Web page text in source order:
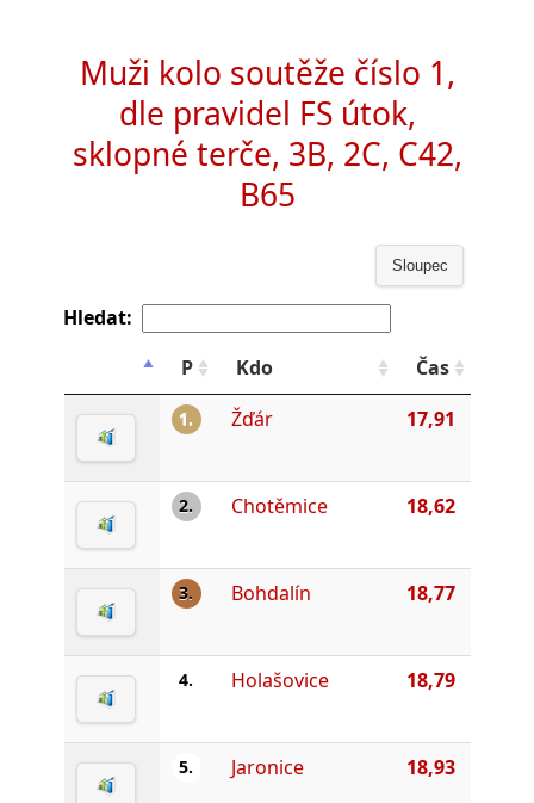
Muži kolo soutěže číslo 1,
dle pravidel FS útok,
sklopné terče, 3B, 2C, C42,
B65
Sloupec
Hledat:
P
Kdo Čas
1. Žďár 17,91
2. Chotěmice 18,62
3. Bohdalín 18,77
4. Holašovice 18,79
5. Jaronice 18,93